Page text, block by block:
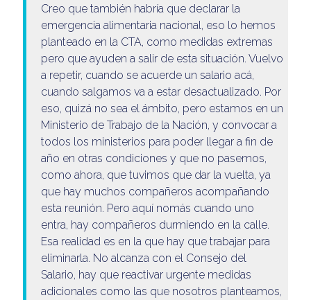
Creo que también habría que declarar la
emergencia alimentaria nacional, eso lo hemos
planteado en la CTA, como medidas extremas
pero que ayuden a salir de esta situación. Vuelvo
a repetir, cuando se acuerde un salario acá,
cuando salgamos va a estar desactualizado. Por
eso, quizá no sea el ámbito, pero estamos en un
Ministerio de Trabajo de la Nación, y convocar a
todos los ministerios para poder llegar a fin de
año en otras condiciones y que no pasemos,
como ahora, que tuvimos que dar la vuelta, ya
que hay muchos compañeros acompañando
esta reunión. Pero aquí nomás cuando uno
entra, hay compañeros durmiendo en la calle.
Esa realidad es en la que hay que trabajar para
eliminarla. No alcanza con el Consejo del
Salario, hay que reactivar urgente medidas
adicionales como las que nosotros planteamos,